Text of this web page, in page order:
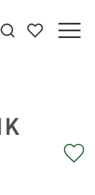
Mina favoriter